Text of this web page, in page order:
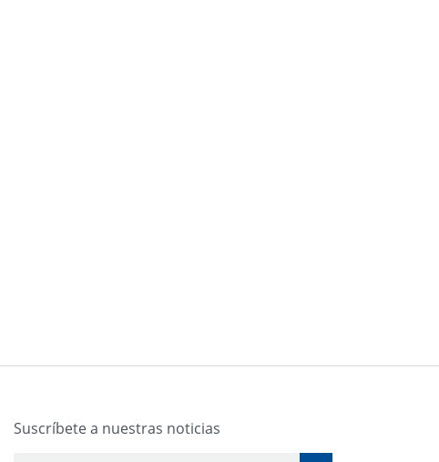
Suscríbete a nuestras noticias